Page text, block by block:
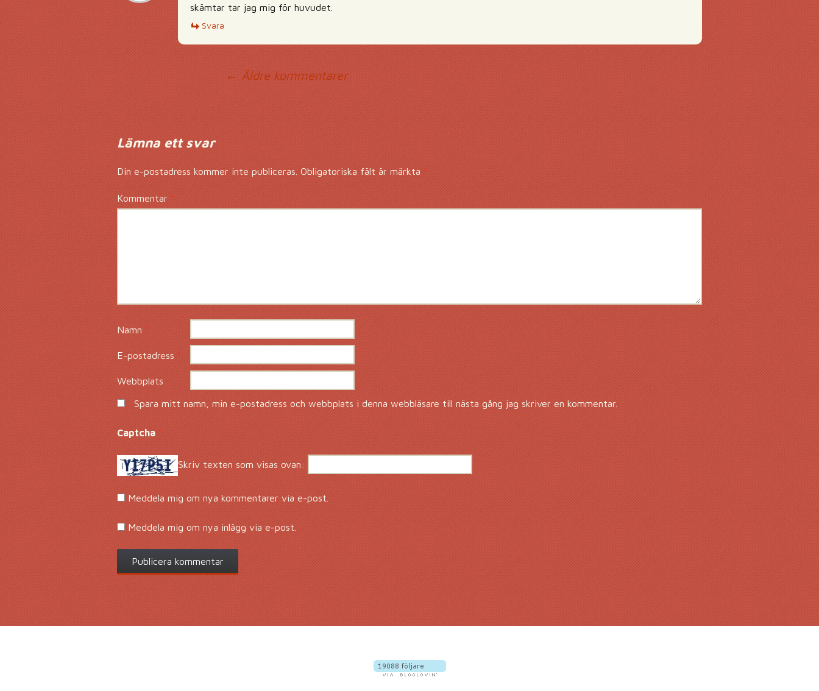
skämtar tar jag mig för huvudet.
Svara
Kommentarsnavigering
← Äldre kommentarer
Lämna ett svar
Din e-postadress kommer inte publiceras. Obligatoriska fält är märkta*
Kommentar*
Namn *
E-postadress*
Webbplats
Spara mitt namn, min e-postadress och webbplats i denna webbläsare till nästa gång jag skriver en kommentar.
Captcha *
Skriv texten som visas ovan:
Meddela mig om nya kommentarer via e-post.
Meddela mig om nya inlägg via e-post.